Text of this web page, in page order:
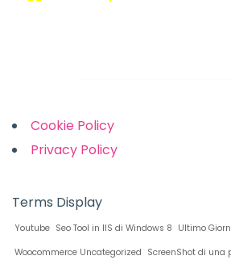
Cookie Policy
Privacy Policy
Terms Display
Youtube Seo Tool in IIS di Windows 8 Ultimo
Woocommerce Uncategorized ScreenShot di